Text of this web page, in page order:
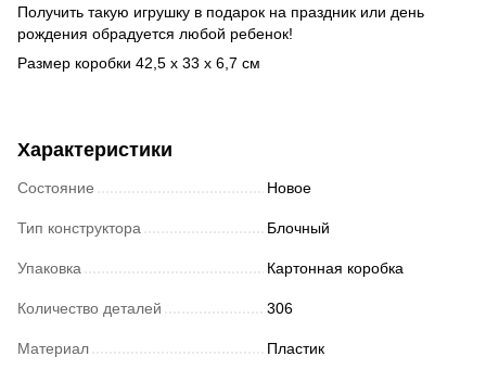
Получить такую игрушку в подарок на праздник или день
рождения обрадуется любой ребенок!
Размер коробки 42,5 х 33 х 6,7 см
Характеристики
Состояние Новое
Тип конструктора Блочный
Упаковка Картонная коробка
Количество деталей 306
Материал Пластик